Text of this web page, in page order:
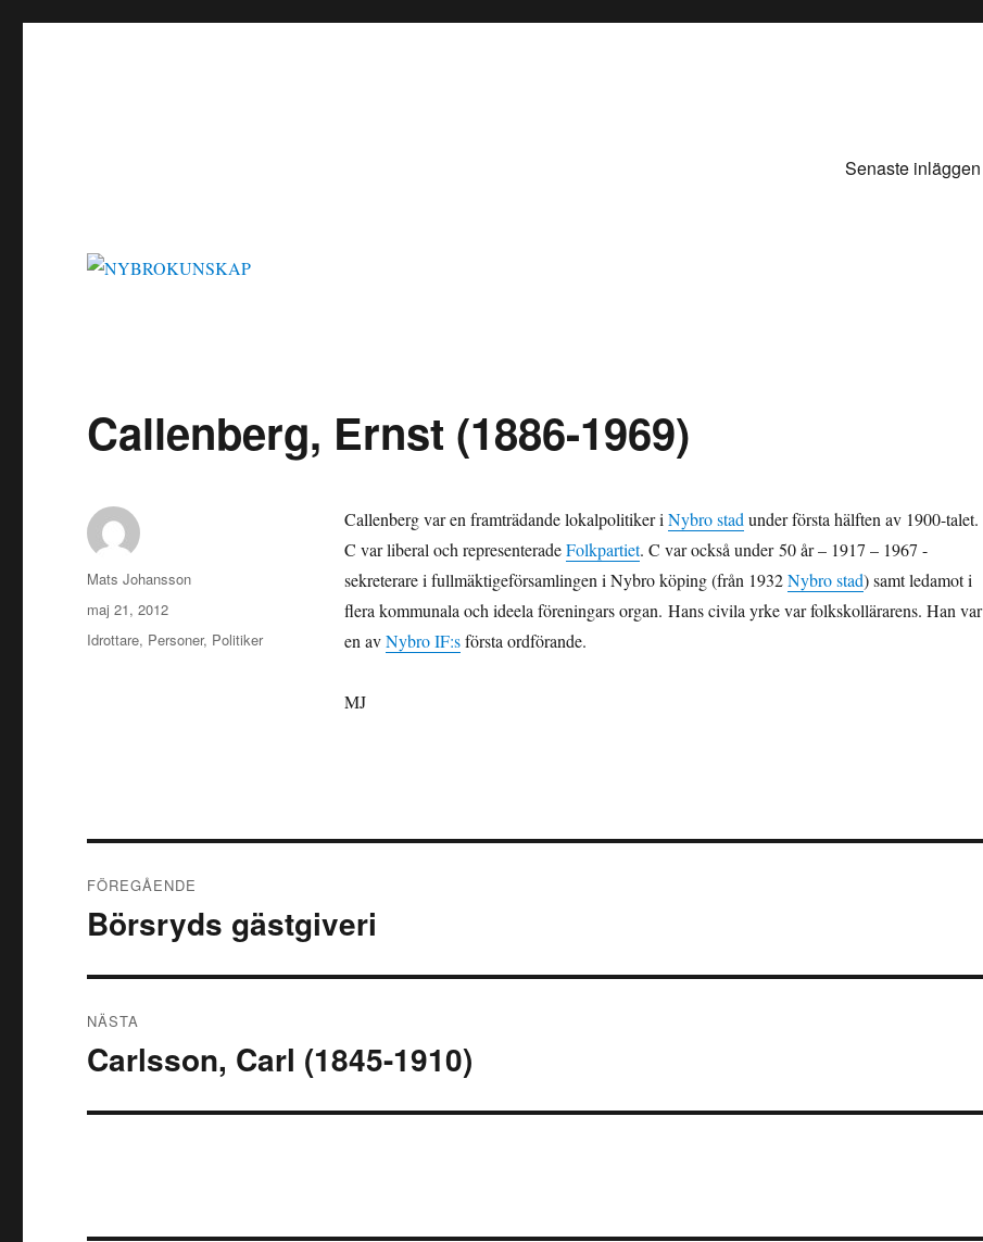
Senaste inläggen
Callenberg, Ernst (1886-1969)
Callenberg var en framträdande lokalpolitiker iNybro stadunder första hälften av 1900-talet.
C var liberal och representeradeFolkpartiet. C var också under 50 år – 1917 – 1967 -
sekreterare i fullmäktigeförsamlingen i Nybro köping (från 1932Nybro stad) samt ledamot i
flera kommunala och ideela föreningars organ. Hans civila yrke var folkskollärarens. Han var
en avNybro IF:sförsta ordförande.
MJ
Författare
Mats Johansson
Publicerat
den
maj 21, 2012
Kategorier
Idrottare, Personer, Politiker
FÖREGÅENDE
Föregående
Börsryds gästgiveri
NÄSTA
Nästa
Carlsson, Carl (1845-1910)